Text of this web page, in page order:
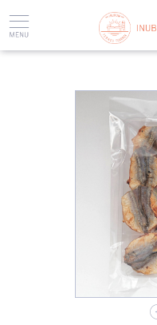
加工品